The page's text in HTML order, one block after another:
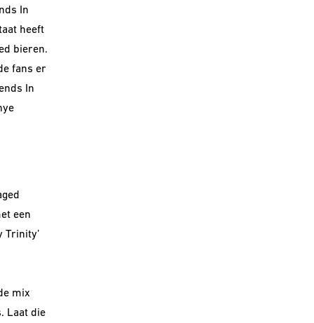
In
heeft
bieren.
fans er
In
een
Trinity’
mix
Laat die